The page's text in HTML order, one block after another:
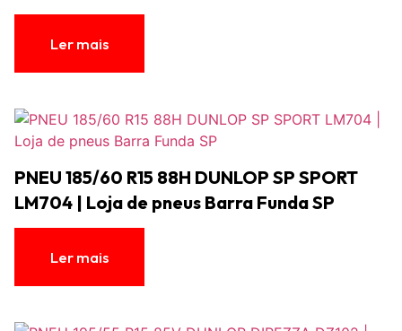
Ler mais
PNEU 185/60 R15 88H DUNLOP SP SPORT
LM704 | Loja de pneus Barra Funda SP
Ler mais